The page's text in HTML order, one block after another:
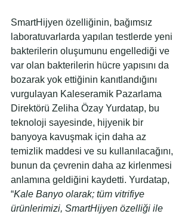
SmartHijyen özelliğinin, bağımsız
laboratuvarlarda yapılan testlerde yeni
bakterilerin oluşumunu engellediği ve
var olan bakterilerin hücre yapısını da
bozarak yok ettiğinin kanıtlandığını
vurgulayan Kaleseramik Pazarlama
Direktörü Zeliha Özay Yurdatap, bu
teknoloji sayesinde, hijyenik bir
banyoya kavuşmak için daha az
temizlik maddesi ve su kullanılacağını,
bunun da çevrenin daha az kirlenmesi
anlamına geldiğini kaydetti. Yurdatap,
“Kale Banyo olarak; tüm vitrifiye
ürünlerimizi, SmartHijyen özelliği ile